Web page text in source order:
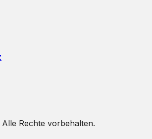
Alle Rechte vorbehalten.